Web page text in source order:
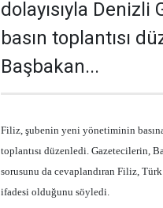
dolayısıyla
basın toplantısı
Başbakan...
Filiz, şubenin yeni yönetiminin
toplantısı düzenledi. Gazetecilerin,
sorusunu da cevaplandıran Filiz,
ifadesi olduğunu söyledi.